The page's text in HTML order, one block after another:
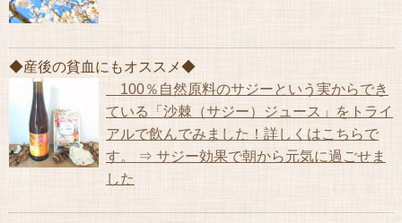
◆産後の貧血にもオススメ◆
100％自然原料のサジーという実からでき
ている「沙棘（サジー）ジュース」をトライ
アルで飲んでみました！詳しくはこちらで
す。 ⇒ サジー効果で朝から元気に過ごせま
した